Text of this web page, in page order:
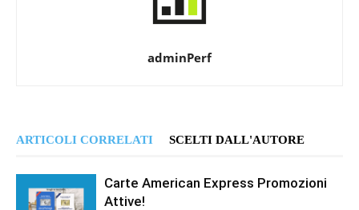
adminPerf
ARTICOLI CORRELATI SCELTI DALL'AUTORE
Carte American Express Promozioni
Attive!